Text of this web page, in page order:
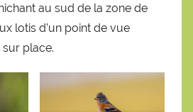
au sud de la zone de
lotis d’un point de vue
place.